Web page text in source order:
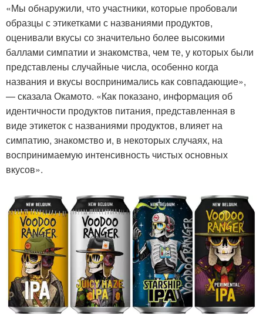
«Мы обнаружили, что участники, которые пробовали
образцы с этикетками с названиями продуктов,
оценивали вкусы со значительно более высокими
баллами симпатии и знакомства, чем те, у которых были
представлены случайные числа, особенно когда
названия и вкусы воспринимались как совпадающие»,
— сказала Окамото. «Как показано, информация об
идентичности продуктов питания, представленная в
виде этикеток с названиями продуктов, влияет на
симпатию, знакомство и, в некоторых случаях, на
воспринимаемую интенсивность чистых основных
вкусов».